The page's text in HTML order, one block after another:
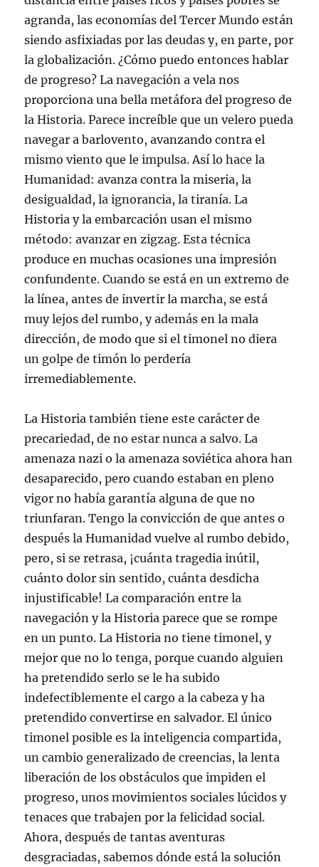
agranda, las economías del Tercer Mundo están
siendo asfixiadas por las deudas y, en parte, por
la globalización. ¿Cómo puedo entonces hablar
de progreso? La navegación a vela nos
proporciona una bella metáfora del progreso de
la Historia. Parece increíble que un velero pueda
navegar a barlovento, avanzando contra el
mismo viento que le impulsa. Así lo hace la
Humanidad: avanza contra la miseria, la
desigualdad, la ignorancia, la tiranía. La
Historia y la embarcación usan el mismo
método: avanzar en zigzag. Esta técnica
produce en muchas ocasiones una impresión
confundente. Cuando se está en un extremo de
la línea, antes de invertir la marcha, se está
muy lejos del rumbo, y además en la mala
dirección, de modo que si el timonel no diera
un golpe de timón lo perdería
irremediablemente.
La Historia también tiene este carácter de
precariedad, de no estar nunca a salvo. La
amenaza nazi o la amenaza soviética ahora han
desaparecido, pero cuando estaban en pleno
vigor no había garantía alguna de que no
triunfaran. Tengo la convicción de que antes o
después la Humanidad vuelve al rumbo debido,
pero, si se retrasa, ¡cuánta tragedia inútil,
cuánto dolor sin sentido, cuánta desdicha
injustificable! La comparación entre la
navegación y la Historia parece que se rompe
en un punto. La Historia no tiene timonel, y
mejor que no lo tenga, porque cuando alguien
ha pretendido serlo se le ha subido
indefectiblemente el cargo a la cabeza y ha
pretendido convertirse en salvador. El único
timonel posible es la inteligencia compartida,
un cambio generalizado de creencias, la lenta
liberación de los obstáculos que impiden el
progreso, unos movimientos sociales lúcidos y
tenaces que trabajen por la felicidad social.
Ahora, después de tantas aventuras
desgraciadas, sabemos dónde está la solución